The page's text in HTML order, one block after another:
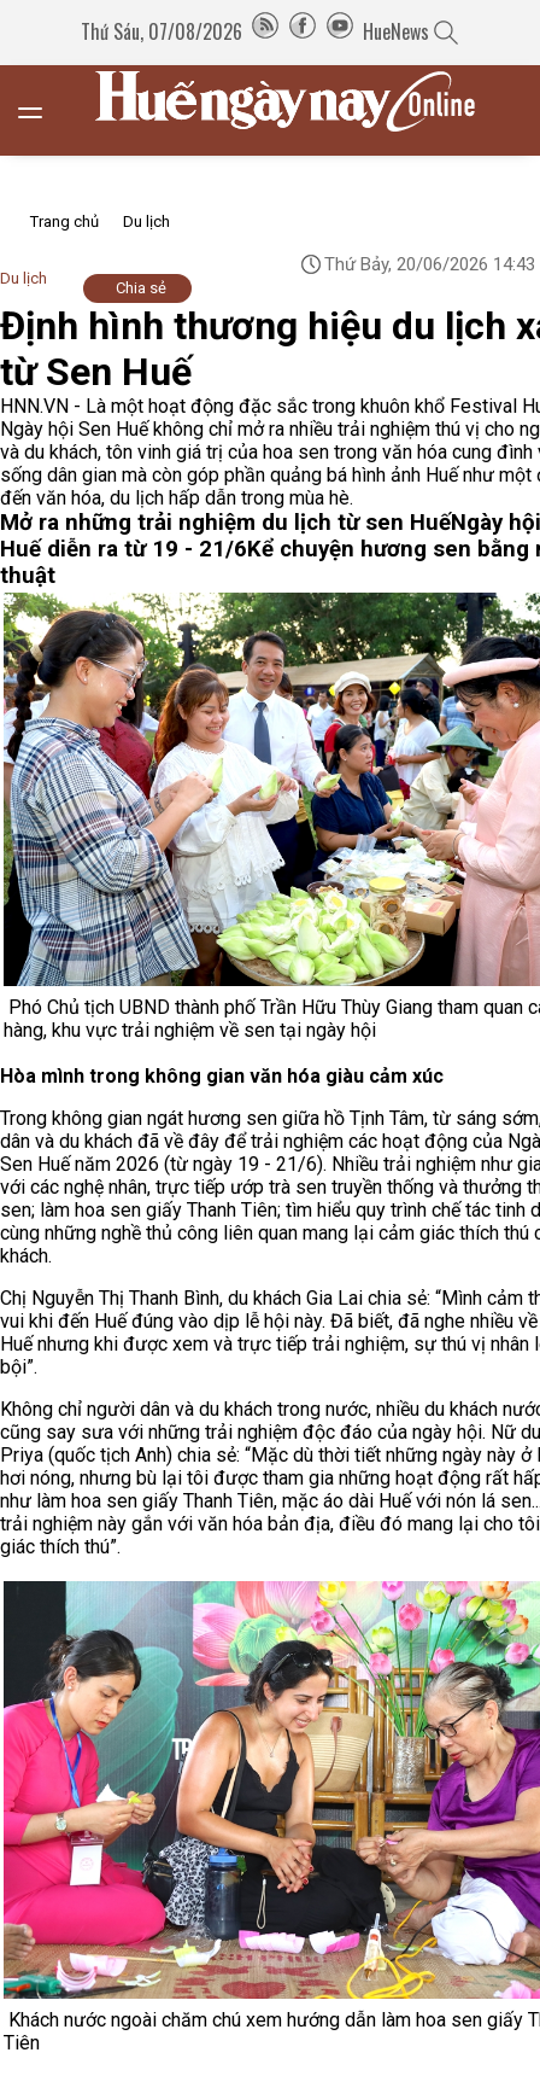
Thứ Sáu, 07/08/2026 HueNews
Trang chủ Du lịch
Du lịch
Thứ Bảy, 20/06/2026 14:43
Chia sẻ
Định hình thương hiệu du lịch
từ Sen Huế
HNN.VN - Là một hoạt động đặc sắc trong khuôn khổ Festival
Ngày hội Sen Huế không chỉ mở ra nhiều trải nghiệm thú vị cho
và du khách, tôn vinh giá trị của hoa sen trong văn hóa cung đình
sống dân gian mà còn góp phần quảng bá hình ảnh Huế như một
đến văn hóa, du lịch hấp dẫn trong mùa hè.
Mở ra những trải nghiệm du lịch từ sen HuếNgày
Huế diễn ra từ 19 - 21/6Kể chuyện hương sen bằng
thuật
Phó Chủ tịch UBND thành phố Trần Hữu Thùy Giang tham quan
hàng, khu vực trải nghiệm về sen tại ngày hội
Hòa mình trong không gian văn hóa giàu cảm xúc
Trong không gian ngát hương sen giữa hồ Tịnh Tâm, từ sáng
dân và du khách đã về đây để trải nghiệm các hoạt động của
Sen Huế năm 2026 (từ ngày 19 - 21/6). Nhiều trải nghiệm như
với các nghệ nhân, trực tiếp ướp trà sen truyền thống và thưởng
sen; làm hoa sen giấy Thanh Tiên; tìm hiểu quy trình chế tác tinh
cùng những nghề thủ công liên quan mang lại cảm giác thích thú
khách.
Chị Nguyễn Thị Thanh Bình, du khách Gia Lai chia sẻ: “Mình cảm
vui khi đến Huế đúng vào dịp lễ hội này. Đã biết, đã nghe nhiều
Huế nhưng khi được xem và trực tiếp trải nghiệm, sự thú vị nhân
bội”.
Không chỉ người dân và du khách trong nước, nhiều du khách
cũng say sưa với những trải nghiệm độc đáo của ngày hội. Nữ
Priya (quốc tịch Anh) chia sẻ: “Mặc dù thời tiết những ngày này ở
hơi nóng, nhưng bù lại tôi được tham gia những hoạt động rất
như làm hoa sen giấy Thanh Tiên, mặc áo dài Huế với nón lá
trải nghiệm này gắn với văn hóa bản địa, điều đó mang lại cho
giác thích thú”.
Khách nước ngoài chăm chú xem hướng dẫn làm hoa sen giấy
Tiên